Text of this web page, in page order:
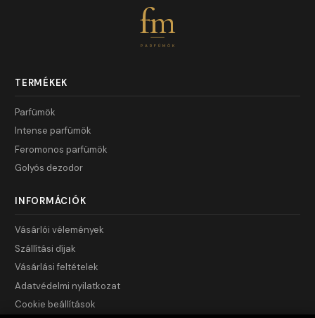
fm
PARFÜMÖK
TERMÉKEK
Parfümök
Intense parfümök
Feromonos parfümök
Golyós dezodor
INFORMÁCIÓK
Vásárlói vélemények
Szállítási díjak
Vásárlási feltételek
Adatvédelmi nyilatkozat
Cookie beállítások